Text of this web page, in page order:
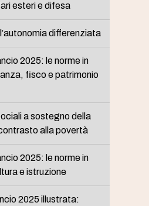
esteri e difesa
differenziata
2025: le norme in
fisco e patrimonio
a sostegno della
alla povertà
2025: le norme in
e istruzione
2025 illustrata: